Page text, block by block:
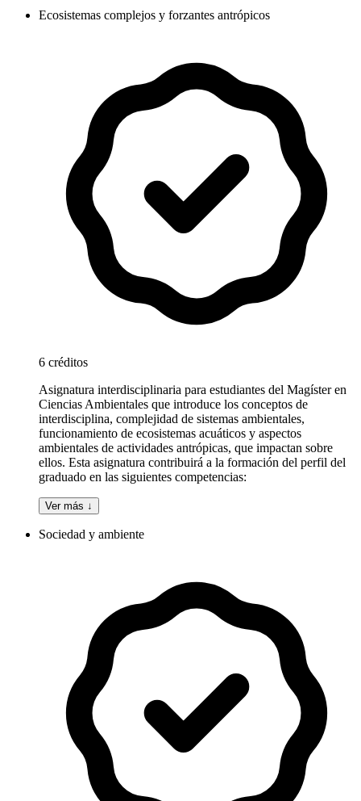
Ecosistemas complejos y forzantes antrópicos
6 créditos
Asignatura interdisciplinaria para estudiantes del Magíster en
Ciencias Ambientales que introduce los conceptos de
interdisciplina, complejidad de sistemas ambientales,
funcionamiento de ecosistemas acuáticos y aspectos
ambientales de actividades antrópicas, que impactan sobre
ellos. Esta asignatura contribuirá a la formación del perfil del
graduado en las siguientes competencias:
Ver más ↓
Sociedad y ambiente